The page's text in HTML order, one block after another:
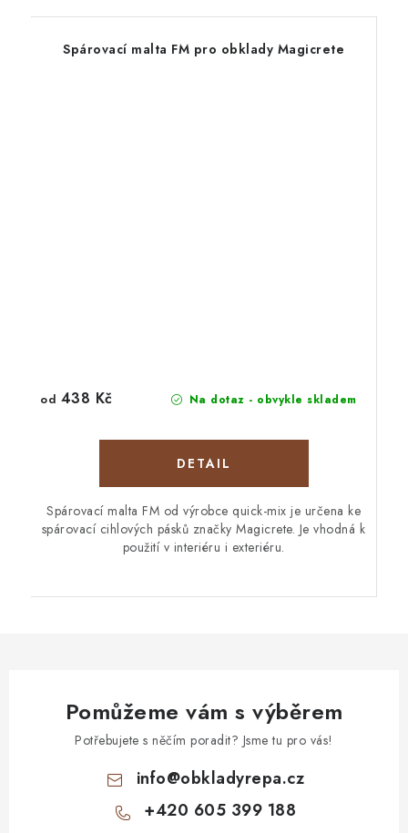
Spárovací malta FM pro obklady Magicrete
Na dotaz - obvykle skladem
od 438 Kč
Spárovací malta FM od výrobce quick-mix je určena ke
spárovací cihlových pásků značky Magicrete. Je vhodná k
použití v interiéru i exteriéru.
Pomůžeme vám s výběrem
Potřebujete s něčím poradit? Jsme tu pro vás!
info@obkladyrepa.cz
+420 605 399 188